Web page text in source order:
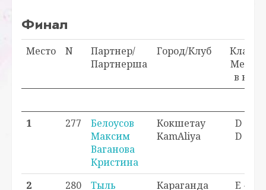
Финал
Место N
Партнер/
Партнерша
Город/Клуб
Класс/
Место
в кл.
1 277
Белоусов
Максим
Ваганова
Кристина
Кокшетау
KamAliya
D - 1
D - 1
2 280
Тыль
Караганда
E - 1